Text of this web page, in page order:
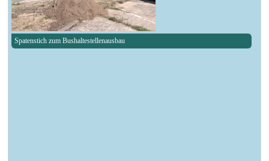
Spatenstich zum Bushaltestellenausbau